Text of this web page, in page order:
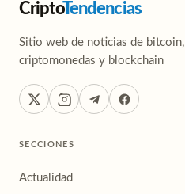
CriptoTendencias
Sitio web de noticias de bitcoin,
criptomonedas y blockchain
SECCIONES
Actualidad